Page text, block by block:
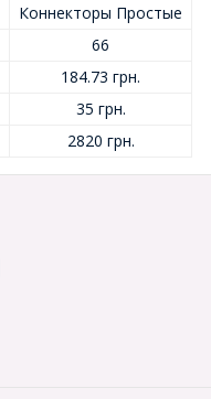
Коннекторы Простые
66
184.73 грн.
35 грн.
2820 грн.